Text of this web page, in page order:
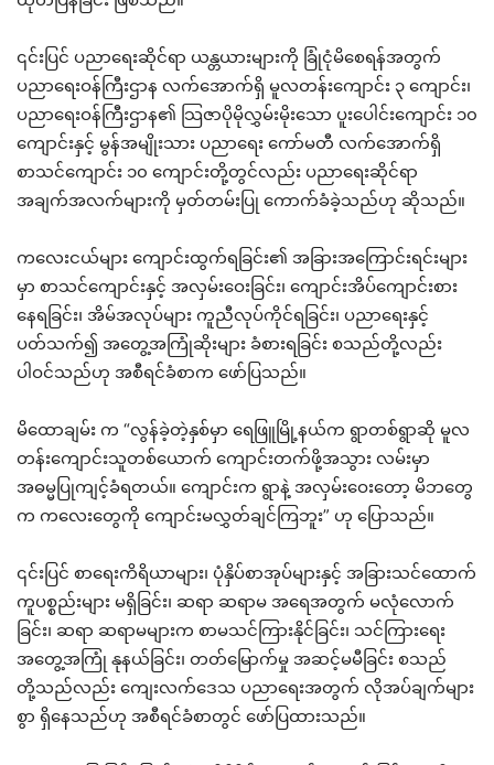
၎င်းပြင် ပညာရေးဆိုင်ရာ ယန္တယားများကို ခြုံငုံမိစေရန်အတွက်
ပညာရေးဝန်ကြီးဌာန လက်အောက်ရှိ မူလတန်းကျောင်း ၃ ကျောင်း၊
ပညာရေးဝန်ကြီးဌာန၏ သြဇာပိုမိုလွှမ်းမိုးသော ပူးပေါင်းကျောင်း ၁၀
ကျောင်းနှင့် မွန်အမျိုးသား ပညာရေး ကော်မတီ လက်အောက်ရှိ
စာသင်ကျောင်း ၁၀ ကျောင်းတို့တွင်လည်း ပညာရေးဆိုင်ရာ
အချက်အလက်များကို မှတ်တမ်းပြု ကောက်ခံခဲ့သည်ဟု ဆိုသည်။
ကလေးငယ်များ ကျောင်းထွက်ရခြင်း၏ အခြားအကြောင်းရင်းများ
မှာ စာသင်ကျောင်းနှင့် အလှမ်းဝေးခြင်း၊ ကျောင်းအိပ်ကျောင်းစား
နေရခြင်း၊ အိမ်အလုပ်များ ကူညီလုပ်ကိုင်ရခြင်း၊ ပညာရေးနှင့်
ပတ်သက်၍ အတွေ့အကြုံဆိုးများ ခံစားရခြင်း စသည်တို့လည်း
ပါဝင်သည်ဟု အစီရင်ခံစာက ဖော်ပြသည်။
မိထောချမ်း က “လွန်ခဲ့တဲ့နှစ်မှာ ရေဖြူမြို့နယ်က ရွာတစ်ရွာဆို မူလ
တန်းကျောင်းသူတစ်ယောက် ကျောင်းတက်ဖို့အသွား လမ်းမှာ
အဓမ္မပြုကျင့်ခံရတယ်။ ကျောင်းက ရွာနဲ့ အလှမ်းဝေးတော့ မိဘတွေ
က ကလေးတွေကို ကျောင်းမလွှတ်ချင်ကြဘူး” ဟု ပြောသည်။
၎င်းပြင် စာရေးကိရိယာများ၊ ပုံနှိပ်စာအုပ်များနှင့် အခြားသင်ထောက်
ကူပစ္စည်းများ မရှိခြင်း၊ ဆရာ ဆရာမ အရေအတွက် မလုံလောက်
ခြင်း၊ ဆရာ ဆရာမများက စာမသင်ကြားနိုင်ခြင်း၊ သင်ကြားရေး
အတွေ့အကြုံ နုနယ်ခြင်း၊ တတ်မြောက်မှု အဆင့်မမီခြင်း စသည်
တို့သည်လည်း ကျေးလက်ဒေသ ပညာရေးအတွက် လိုအပ်ချက်များ
စွာ ရှိနေသည်ဟု အစီရင်ခံစာတွင် ဖော်ပြထားသည်။